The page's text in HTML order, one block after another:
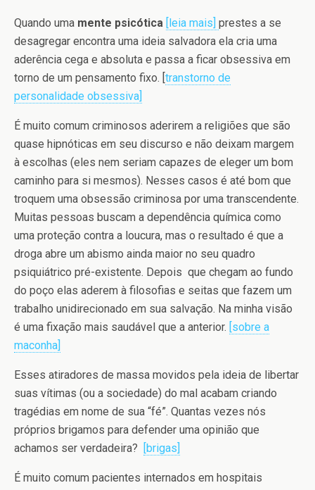
Quando uma mente psicótica [leia mais] prestes a se
desagregar encontra uma ideia salvadora ela cria uma
aderência cega e absoluta e passa a ficar obsessiva em
torno de um pensamento fixo. [transtorno de
personalidade obsessiva]
É muito comum criminosos aderirem a religiões que são
quase hipnóticas em seu discurso e não deixam margem
à escolhas (eles nem seriam capazes de eleger um bom
caminho para si mesmos). Nesses casos é até bom que
troquem uma obsessão criminosa por uma transcendente.
Muitas pessoas buscam a dependência química como
uma proteção contra a loucura, mas o resultado é que a
droga abre um abismo ainda maior no seu quadro
psiquiátrico pré-existente. Depois que chegam ao fundo
do poço elas aderem à filosofias e seitas que fazem um
trabalho unidirecionado em sua salvação. Na minha visão
é uma fixação mais saudável que a anterior. [sobre a
maconha]
Esses atiradores de massa movidos pela ideia de libertar
suas vítimas (ou a sociedade) do mal acabam criando
tragédias em nome de sua “fé”. Quantas vezes nós
próprios brigamos para defender uma opinião que
achamos ser verdadeira? [brigas]
É muito comum pacientes internados em hospitais